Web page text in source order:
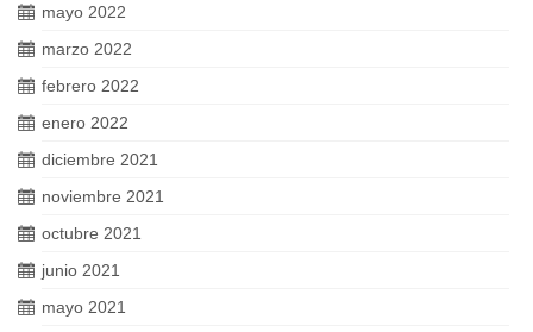
mayo 2022
marzo 2022
febrero 2022
enero 2022
diciembre 2021
noviembre 2021
octubre 2021
junio 2021
mayo 2021